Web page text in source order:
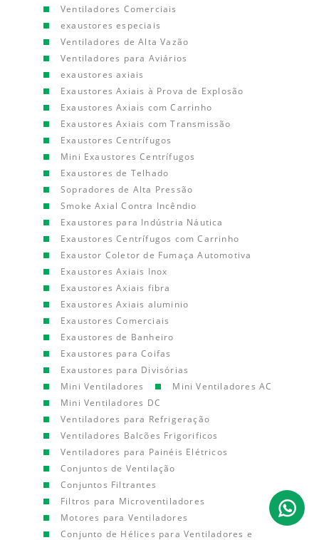
Ventiladores Comerciais
exaustores especiais
Ventiladores de Alta Vazão
Ventiladores para Aviários
exaustores axiais
Exaustores Axiais à Prova de Explosão
Exaustores Axiais com Carrinho
Exaustores Axiais com Transmissão
Exaustores Centrífugos
Mini Exaustores Centrífugos
Exaustores de Telhado
Sopradores de Alta Pressão
Smoke Axial Contra Incêndio
Exaustores para Indústria Náutica
Exaustores Centrífugos com Carrinho
Exaustor Coletor de Fumaça Automotiva
Exaustores Axiais Inox
Exaustores Axiais fibra
Exaustores Axiais aluminio
Exaustores Comerciais
Exaustores de Banheiro
Exaustores para Coifas
Exaustores para Divisórias
Mini Ventiladores
Mini Ventiladores AC
Mini Ventiladores DC
Ventiladores para Refrigeração
Ventiladores Balcões Frigorificos
Ventiladores para Painéis Elétricos
Conjuntos de Ventilação
Conjuntos Filtrantes
Filtros para Microventiladores
Motores para Ventiladores
Conjunto de Hélices para Ventiladores e